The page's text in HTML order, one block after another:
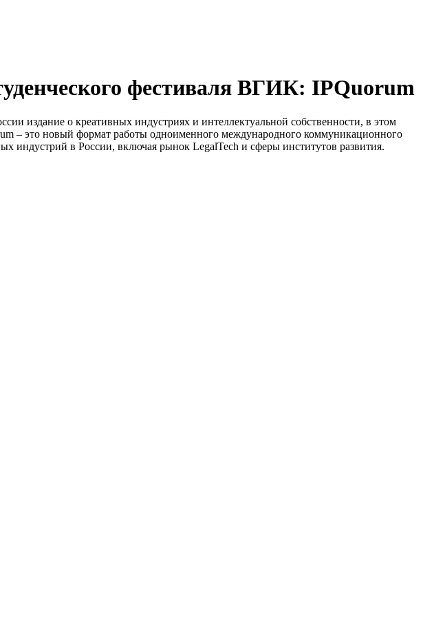
фестиваля ВГИК: IPQuorum
издание о креативных индустриях и интеллектуальной собственности, в этом
– это новый формат работы одноименного международного коммуникационного
индустрий в России, включая рынок LegalTech и сферы институтов развития.